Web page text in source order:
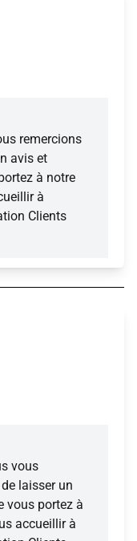
remercions
avis et
à notre
à
Clients
vous
laisser un
vous portez à
accueillir à